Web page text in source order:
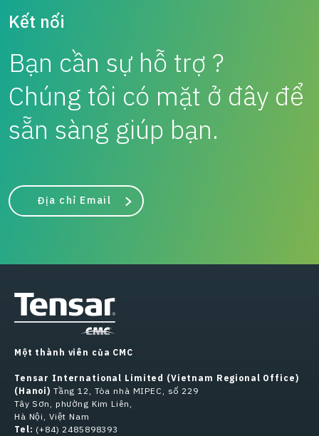
Kết nối
Bạn cần sự hỗ trợ ?
Chúng tôi có mặt ở đây để
sẵn sàng giúp bạn.
Địa chỉ Email
Một thành viên của CMC
Tensar International Limited (Vietnam Regional Office)
(Hanoi) Tầng 12, Tòa nhà MIPEC, số 229
Tây Sơn, phường Kim Liên,
Hà Nội, Việt Nam
Tel: (+84) 2485898393